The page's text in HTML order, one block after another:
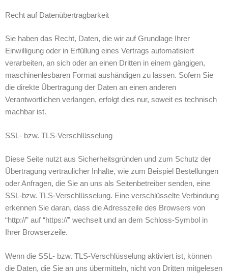
Recht auf Datenübertragbarkeit
Sie haben das Recht, Daten, die wir auf Grundlage Ihrer
Einwilligung oder in Erfüllung eines Vertrags automatisiert
verarbeiten, an sich oder an einen Dritten in einem gängigen,
maschinenlesbaren Format aushändigen zu lassen. Sofern Sie
die direkte Übertragung der Daten an einen anderen
Verantwortlichen verlangen, erfolgt dies nur, soweit es technisch
machbar ist.
SSL- bzw. TLS-Verschlüsselung
Diese Seite nutzt aus Sicherheitsgründen und zum Schutz der
Übertragung vertraulicher Inhalte, wie zum Beispiel Bestellungen
oder Anfragen, die Sie an uns als Seitenbetreiber senden, eine
SSL-bzw. TLS-Verschlüsselung. Eine verschlüsselte Verbindung
erkennen Sie daran, dass die Adresszeile des Browsers von
“http://” auf “https://” wechselt und an dem Schloss-Symbol in
Ihrer Browserzeile.
Wenn die SSL- bzw. TLS-Verschlüsselung aktiviert ist, können
die Daten, die Sie an uns übermitteln, nicht von Dritten mitgelesen